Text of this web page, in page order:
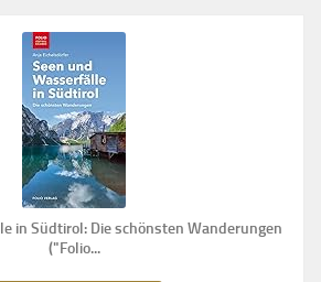
in Südtirol: Die schönsten Wanderungen
("Folio...